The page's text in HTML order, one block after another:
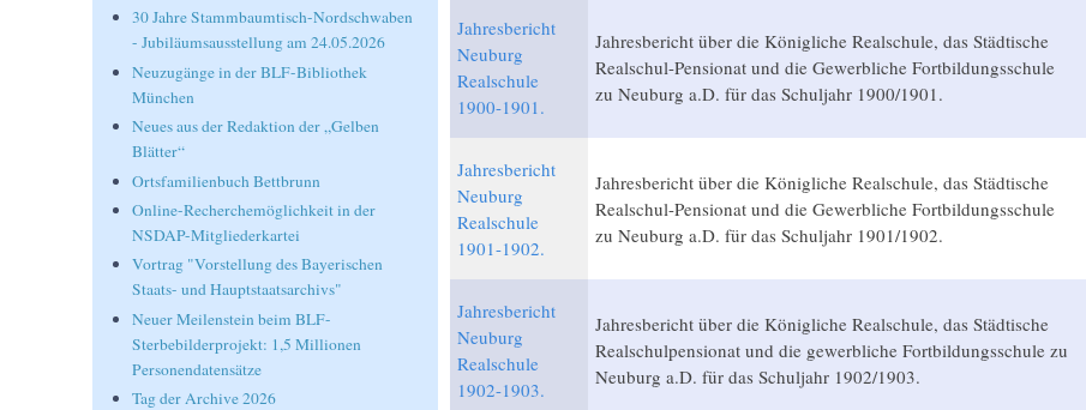
Jahresbericht
Neuburg
Realschule
1900-1901.
Jahresbericht über die Königliche Realschule, das Städtische
Realschul-Pensionat und die Gewerbliche Fortbildungsschule
zu Neuburg a.D. für das Schuljahr 1900/1901.
Jahresbericht
Neuburg
Realschule
1901-1902.
Jahresbericht über die Königliche Realschule, das Städtische
Realschul-Pensionat und die Gewerbliche Fortbildungsschule
zu Neuburg a.D. für das Schuljahr 1901/1902.
Jahresbericht
Neuburg
Realschule
1902-1903.
Jahresbericht über die Königliche Realschule, das Städtische
Realschulpensionat und die gewerbliche Fortbildungsschule zu
Neuburg a.D. für das Schuljahr 1902/1903.
30 Jahre Stammbaumtisch-Nordschwaben
- Jubiläumsausstellung am 24.05.2026
Neuzugänge in der BLF-Bibliothek
München
Neues aus der Redaktion der „Gelben
Blätter“
Ortsfamilienbuch Bettbrunn
Online-Recherchemöglichkeit in der
NSDAP-Mitgliederkartei
Vortrag "Vorstellung des Bayerischen
Staats- und Hauptstaatsarchivs"
Neuer Meilenstein beim BLF-
Sterbebilderprojekt: 1,5 Millionen
Personendatensätze
Tag der Archive 2026